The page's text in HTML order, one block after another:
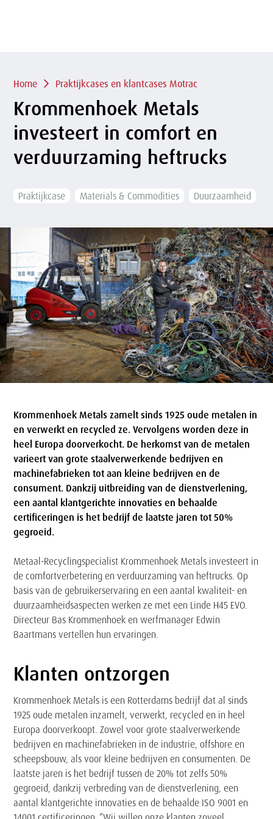
gaan
Kruimelpad
Home Praktijkcases en klantcases Motrac
Krommenhoek Metals
investeert in comfort en
verduurzaming heftrucks
Praktijkcase Materials & Commodities Duurzaamheid
Krommenhoek Metals zamelt sinds 1925 oude metalen in
en verwerkt en recycled ze. Vervolgens worden deze in
heel Europa doorverkocht. De herkomst van de metalen
varieert van grote staalverwerkende bedrijven en
machinefabrieken tot aan kleine bedrijven en de
consument. Dankzij uitbreiding van de dienstverlening,
een aantal klantgerichte innovaties en behaalde
certificeringen is het bedrijf de laatste jaren tot 50%
gegroeid.
Tekst
Metaal-Recyclingspecialist Krommenhoek Metals investeert in
de comfortverbetering en verduurzaming van heftrucks. Op
basis van de gebruikerservaring en een aantal kwaliteit- en
duurzaamheidsaspecten werken ze met een Linde H45 EVO.
Directeur Bas Krommenhoek en werfmanager Edwin
Baartmans vertellen hun ervaringen.
Klanten ontzorgen
Krommenhoek Metals is een Rotterdams bedrijf dat al sinds
1925 oude metalen inzamelt, verwerkt, recycled en in heel
Europa doorverkoopt. Zowel voor grote staalverwerkende
bedrijven en machinefabrieken in de industrie, offshore en
scheepsbouw, als voor kleine bedrijven en consumenten. De
laatste jaren is het bedrijf tussen de 20% tot zelfs 50%
gegroeid, dankzij verbreding van de dienstverlening, een
aantal klantgerichte innovaties en de behaalde ISO 9001 en